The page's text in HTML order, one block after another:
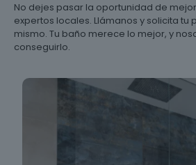
No dejes pasar la oportunidad de
expertos locales. Llámanos y solicita tu
mismo. Tu baño merece lo mejor, y
conseguirlo.